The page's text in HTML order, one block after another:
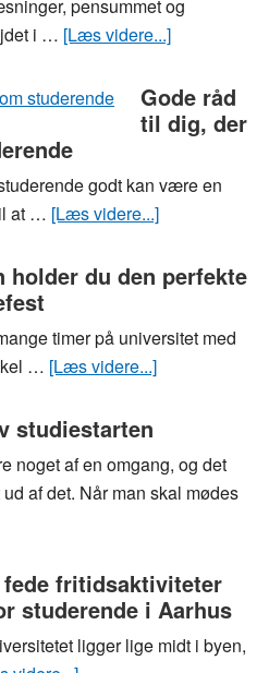
mad
være
opmærksom
som
studerende,
du
lejekontrakt
pensummet og
i … [Læs videre...]
arrangerer
I
fed
Gode råd
til dig, der
godt kan være en
at … [Læs videre...]
råd
dig,
klædt
på
holder du den perfekte
timer på universitet med
… [Læs videre...]
den
perfekte
studiestarten
noget af en omgang, og det
af det. Når man skal mødes
fede fritidsaktiviteter
studerende i Aarhus
ligger lige midt i byen,